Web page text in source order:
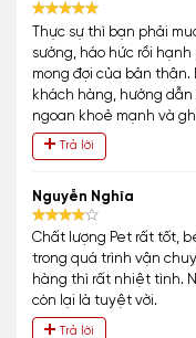
Thực sự thì bạn phải
sướng, háo hức rồi
mong đợi của bản
khách hàng, hướng
ngoan khoẻ mạnh và
Trả lời
Nguyễn Nghĩa
Chất lượng Pet rất tốt,
trong quá trình vận
hàng thì rất nhiệt tình.
còn lại là tuyệt vời.
Trả lời